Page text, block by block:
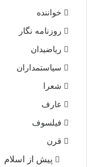
خواننده
روزنامه نگار
ریاضیدان
سیاستمداران
شعرا
عارف
فیلسوف
قرن
پیش از اسلام